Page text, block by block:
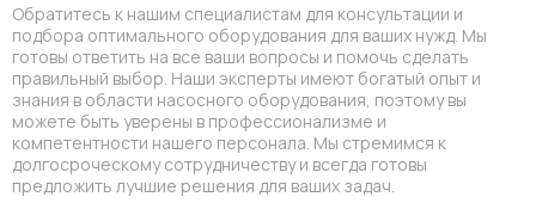
Обратитесь к нашим специалистам для консультации и
подбора оптимального оборудования для ваших нужд. Мы
готовы ответить на все ваши вопросы и помочь сделать
правильный выбор. Наши эксперты имеют богатый опыт и
знания в области насосного оборудования, поэтому вы
можете быть уверены в профессионализме и
компетентности нашего персонала. Мы стремимся к
долгосроческому сотрудничеству и всегда готовы
предложить лучшие решения для ваших задач.